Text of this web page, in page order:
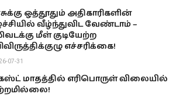
ஒத்தூதும் அதிகாரிகளின்
வீழ்ந்துவிட வேண்டாம் –
மீள் குடியேற்ற
எச்சரிக்கை!
07-31
மாதத்தில் எரிபொருள் விலையில்